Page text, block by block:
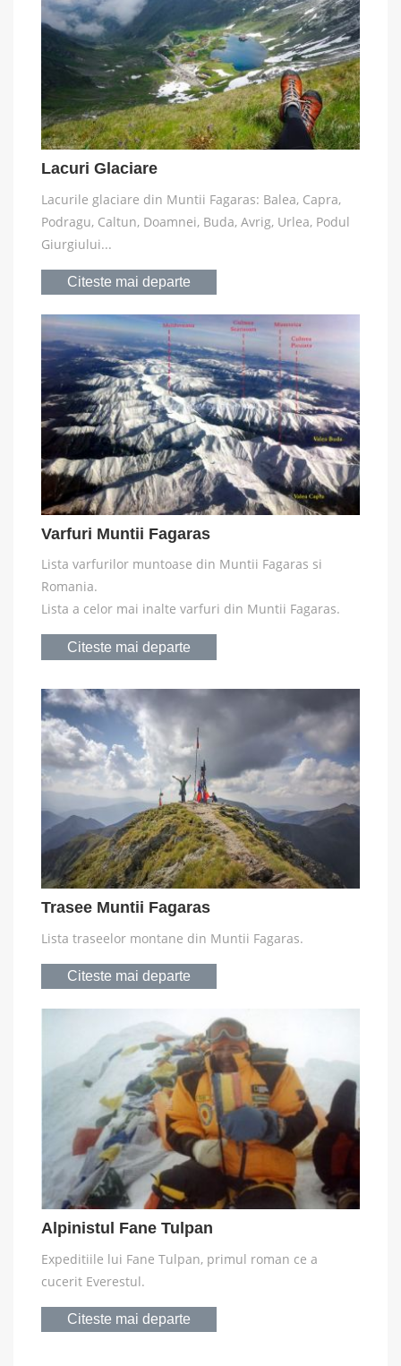
Lacuri Glaciare
Lacurile glaciare din Muntii Fagaras: Balea, Capra,
Podragu, Caltun, Doamnei, Buda, Avrig, Urlea, Podul
Giurgiului...
Citeste mai departe
Varfuri Muntii Fagaras
Lista varfurilor muntoase din Muntii Fagaras si
Romania.
Lista a celor mai inalte varfuri din Muntii Fagaras.
Citeste mai departe
Trasee Muntii Fagaras
Lista traseelor montane din Muntii Fagaras.
Citeste mai departe
Alpinistul Fane Tulpan
Expeditiile lui Fane Tulpan, primul roman ce a
cucerit Everestul.
Citeste mai departe